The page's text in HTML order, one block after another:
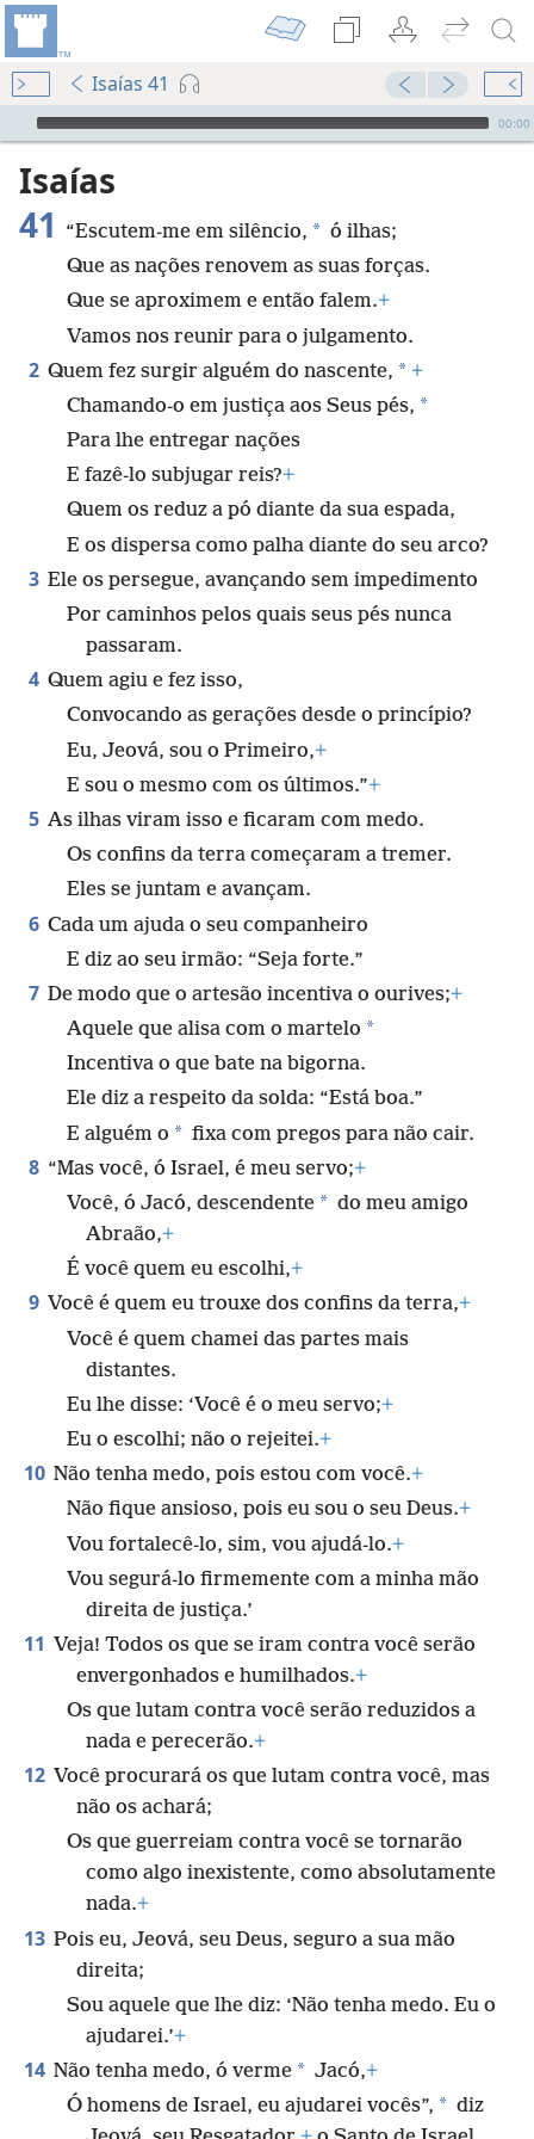
Isaías 41
Audio Player
00:00
Isaías
41
“Escutem-me em silêncio, * ó ilhas;
Que as nações renovem as suas forças.
Que se aproximem e então falem.+
Vamos nos reunir para o julgamento.
2 Quem fez surgir alguém do nascente, * +
Chamando-o em justiça aos Seus pés, *
Para lhe entregar nações
E fazê-lo subjugar reis?+
Quem os reduz a pó diante da sua espada,
E os dispersa como palha diante do seu arco?
3 Ele os persegue, avançando sem impedimento
Por caminhos pelos quais seus pés nunca
passaram.
4 Quem agiu e fez isso,
Convocando as gerações desde o princípio?
Eu, Jeová, sou o Primeiro,+
E sou o mesmo com os últimos.”+
5 As ilhas viram isso e ficaram com medo.
Os confins da terra começaram a tremer.
Eles se juntam e avançam.
6 Cada um ajuda o seu companheiro
E diz ao seu irmão: “Seja forte.”
7 De modo que o artesão incentiva o ourives;+
Aquele que alisa com o martelo *
Incentiva o que bate na bigorna.
Ele diz a respeito da solda: “Está boa.”
E alguém o * fixa com pregos para não cair.
8 “Mas você, ó Israel, é meu servo;+
Você, ó Jacó, descendente * do meu amigo
Abraão,+
É você quem eu escolhi,+
9 Você é quem eu trouxe dos confins da terra,+
Você é quem chamei das partes mais
distantes.
Eu lhe disse: ‘Você é o meu servo;+
Eu o escolhi; não o rejeitei.+
10 Não tenha medo, pois estou com você.+
Não fique ansioso, pois eu sou o seu Deus.+
Vou fortalecê-lo, sim, vou ajudá-lo.+
Vou segurá-lo firmemente com a minha mão
direita de justiça.’
11 Veja! Todos os que se iram contra você serão
envergonhados e humilhados.+
Os que lutam contra você serão reduzidos a
nada e perecerão.+
12 Você procurará os que lutam contra você, mas
não os achará;
Os que guerreiam contra você se tornarão
como algo inexistente, como absolutamente
nada.+
13 Pois eu, Jeová, seu Deus, seguro a sua mão
direita;
Sou aquele que lhe diz: ‘Não tenha medo. Eu o
ajudarei.’+
14 Não tenha medo, ó verme * Jacó,+
Ó homens de Israel, eu ajudarei vocês”, * diz